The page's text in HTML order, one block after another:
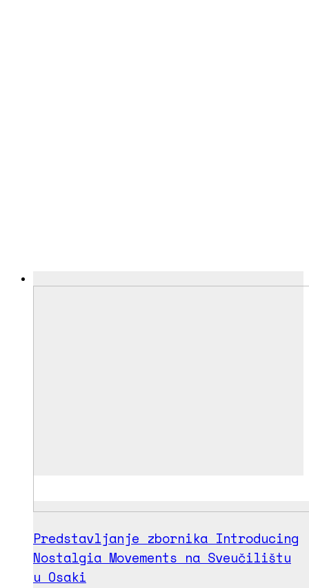
Predstavljanje zbornika Introducing
Nostalgia Movements na Sveučilištu
u Osaki